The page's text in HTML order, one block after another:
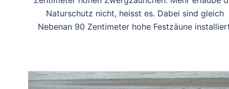
Naturschutz nicht, heisst es. Dabei sind gleich
Nebenan 90 Zentimeter hohe Festzäune